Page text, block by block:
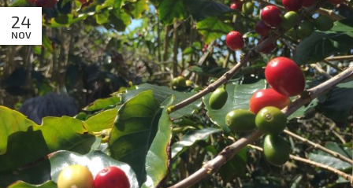
24
NOV